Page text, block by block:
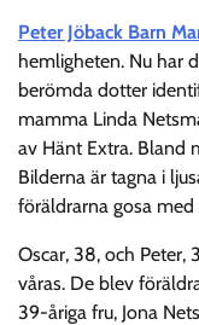
Peter Jöback Barn
hemligheten. Nu har
berömda dotter
mamma Linda
av Hänt Extra. Bland
Bilderna är tagna i
föräldrarna gosa
Oscar, 38, och
våras. De blev
39-åriga fru, Jona